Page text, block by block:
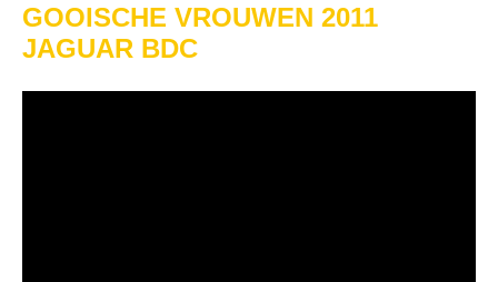
GOOISCHE VROUWEN 2011
JAGUAR BDC